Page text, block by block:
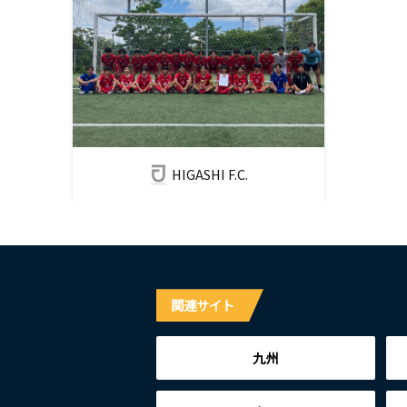
HIGASHI F.C.
関連サイト
九州